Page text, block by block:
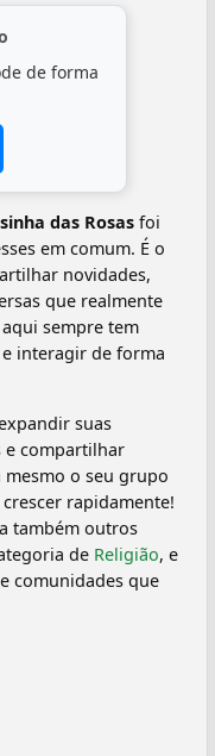
de forma
das Rosas foi
em comum. É o
novidades,
que realmente
sempre tem
interagir de forma
suas
e compartilhar
mesmo o seu grupo
rapidamente!
também outros
de Religião, e
comunidades que